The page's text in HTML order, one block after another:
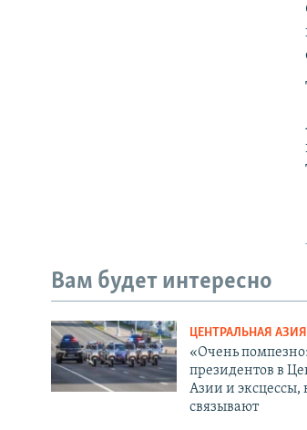
Вам будет интересно
ЦЕНТРАЛЬНАЯ АЗИЯ
«Очень
президентов в
Азии и эксцессы,
связывают